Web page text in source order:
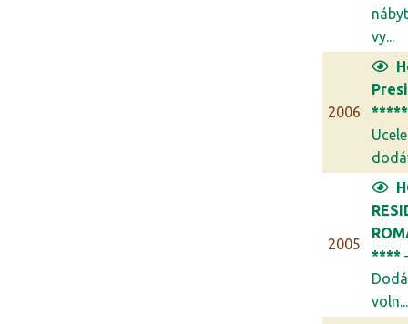
vy...
2006
*****
2005
****
voln...